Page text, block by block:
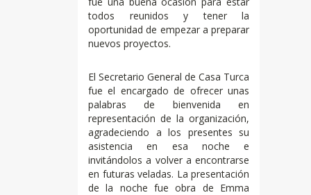
todos reunidos y tener la
oportunidad de empezar a preparar
nuevos proyectos.
El Secretario General de Casa Turca
fue el encargado de ofrecer unas
palabras de bienvenida en
representación de la organización,
agradeciendo a los presentes su
asistencia en esa noche e
invitándolos a volver a encontrarse
en futuras veladas. La presentación
de la noche fue obra de Emma